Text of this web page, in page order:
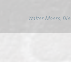
Walter Moers,